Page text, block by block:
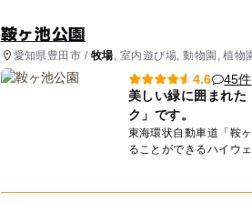
鞍ヶ池公園
愛知県豊田市 / 牧場 , 室内遊び場, 動物園, 植
園・総合公園
4.6
45件
美しい緑に囲まれた
ク」です。
東海環状自動車道「鞍
ることができるハイウ